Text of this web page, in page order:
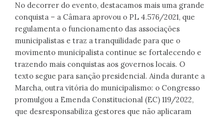
No decorrer do evento, destacamos mais uma grande
conquista – a Câmara aprovou o PL 4.576/2021, que
regulamenta o funcionamento das associações
municipalistas e traz a tranquilidade para que o
movimento municipalista continue se fortalecendo e
trazendo mais conquistas aos governos locais. O
texto segue para sanção presidencial. Ainda durante a
Marcha, outra vitória do municipalismo: o Congresso
promulgou a Emenda Constitucional (EC) 119/2022,
que desresponsabiliza gestores que não aplicaram